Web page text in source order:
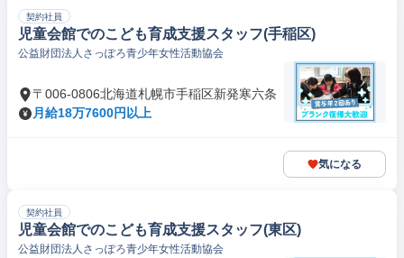
契約社員
児童会館でのこども育成支援スタッフ(手稲区)
公益財団法人さっぽろ青少年女性活動協会
〒006-0806北海道札幌市手稲区新発寒六条
月給18万7600円以上
気になる
契約社員
児童会館でのこども育成支援スタッフ(東区)
公益財団法人さっぽろ青少年女性活動協会